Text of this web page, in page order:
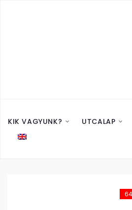
KIK VAGYUNK? UTCALAP